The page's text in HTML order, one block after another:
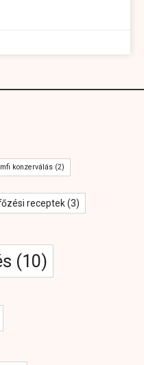
konzerválás (2)
receptek(3)
(10)